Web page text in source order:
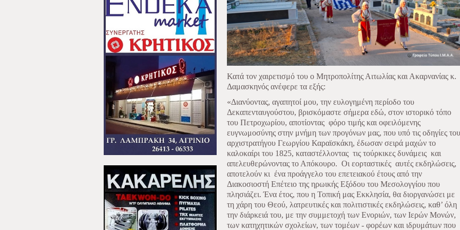
Κατά τον χαιρετισμό του ο Μητροπολίτης Αιτωλίας και Ακαρνανίας κ.
Δαμασκηνός ανέφερε τα εξής:
«Διανύοντας, αγαπητοί μου, την ευλογημένη περίοδο του
Δεκαπενταυγούστου, βρισκόμαστε σήμερα εδώ, στον ιστορικό τόπο
του Πετροχωρίου, αποτίοντας φόρο τιμής και οφειλόμενης
ευγνωμοσύνης στην μνήμη των προγόνων μας, που υπό τις οδηγίες του
αρχιστρατήγου Γεωργίου Καραϊσκάκη, έδωσαν σειρά μαχών το
καλοκαίρι του 1825, καταστέλλοντας τις τούρκικες δυνάμεις και
απελευθερώνοντας το Απόκουρο. Οι εορταστικές αυτές εκδηλώσεις,
αποτελούν κι ένα προάγγελο του επετειακού έτους από την
Διακοσιοστή Επέτειο της ηρωικής Εξόδου του Μεσολογγίου που
πλησιάζει. Ένα έτος, που η Τοπική μας Εκκλησία, θα διοργανώσει με
τη χάρη του Θεού, λατρευτικές και πολιτιστικές εκδηλώσεις, καθ’ όλη
την διάρκειά του, με την συμμετοχή των Ενοριών, των Ιερών Μονών,
των κατηχητικών σχολείων, των τομέων - φορέων και ιδρυμάτων που